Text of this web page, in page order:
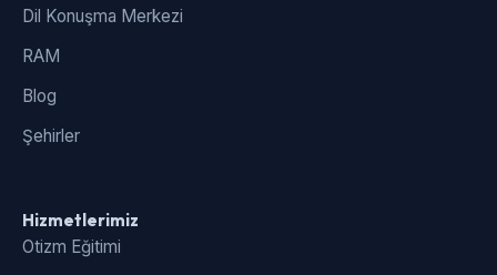
Dil Konuşma Merkezi
RAM
Blog
Şehirler
Hizmetlerimiz
Otizm Eğitimi